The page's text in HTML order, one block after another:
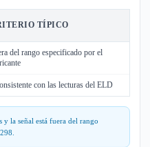
TÍPICO
del rango especificado por el
con las lecturas del ELD
y la señal está fuera del rango